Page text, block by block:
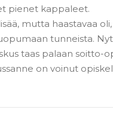
pienet kappaleet.
mutta haastavaa
tunneista.
taas palaan soitto-
on voinut